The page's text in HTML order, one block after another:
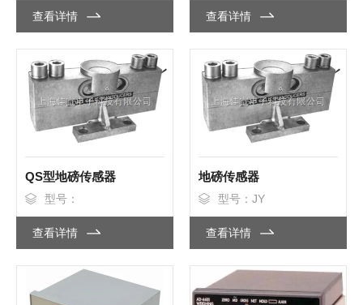
查看详情 查看详情
QS型地磅传感器
型号：
查看详情
地磅传感器
型号：JY
查看详情